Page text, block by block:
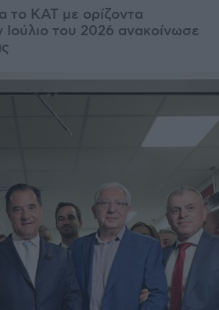
το ΚΑΤ με ορίζοντα
του 2026 ανακοίνωσε